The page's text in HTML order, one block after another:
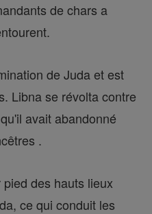
de chars a
de Juda et est
Libna se révolta contre
avait abandonné
.
des hauts lieux
ce qui conduit les